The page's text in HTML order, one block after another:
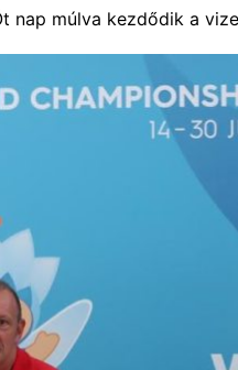
nap múlva kezdődik a